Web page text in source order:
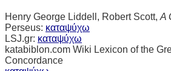
Henry George Liddell, Robert Scott, A
Perseus: καταψύχω
LSJ.gr: καταψύχω
katabiblon.com Wiki Lexicon of the
Concordance